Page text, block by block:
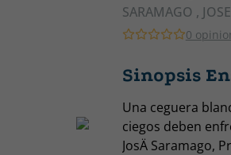
SARAMAGO , JOSE
0
Sinopsis
Una ceguera
ciegos deben
JosÄ Saramago,